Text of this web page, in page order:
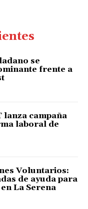
se
frente a
lanza campaña
laboral de
Voluntarios:
de ayuda para
La Serena